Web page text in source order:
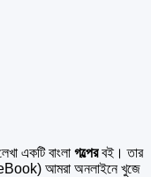
একটি বাংলা গল্পেরবই। তার
আমরা অনলাইনে খুজে